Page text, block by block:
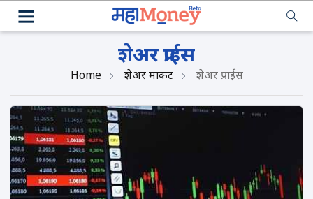
शेअर प्राईस
Home शेअर मार्केट शेअर प्राईस